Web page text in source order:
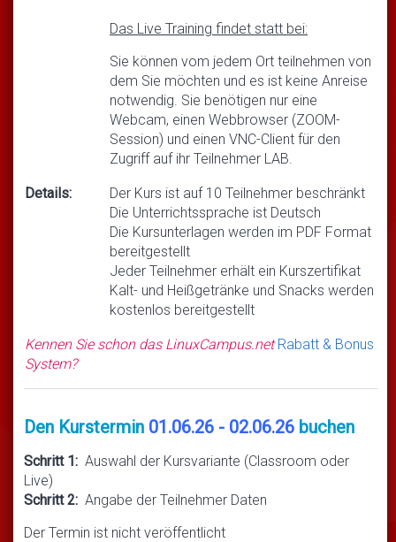
Das Live Training findet statt bei:
Sie können vom jedem Ort teilnehmen von
dem Sie möchten und es ist keine Anreise
notwendig. Sie benötigen nur eine
Webcam, einen Webbrowser (ZOOM-
Session) und einen VNC-Client für den
Zugriff auf ihr Teilnehmer LAB.
Details:
Der Kurs ist auf 10 Teilnehmer beschränkt
Die Unterrichtssprache ist Deutsch
Die Kursunterlagen werden im PDF Format
bereitgestellt
Jeder Teilnehmer erhält ein Kurszertifikat
Kalt- und Heißgetränke und Snacks werden
kostenlos bereitgestellt
Kennen Sie schon das LinuxCampus.netRabatt & Bonus
System?
Den Kurstermin 01.06.26 - 02.06.26 buchen
Schritt 1: Auswahl der Kursvariante (Classroom oder
Live)
Schritt 2: Angabe der Teilnehmer Daten
Der Termin ist nicht veröffentlicht